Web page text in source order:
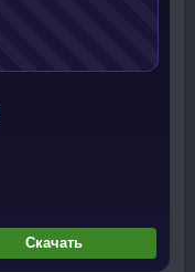
Скачать